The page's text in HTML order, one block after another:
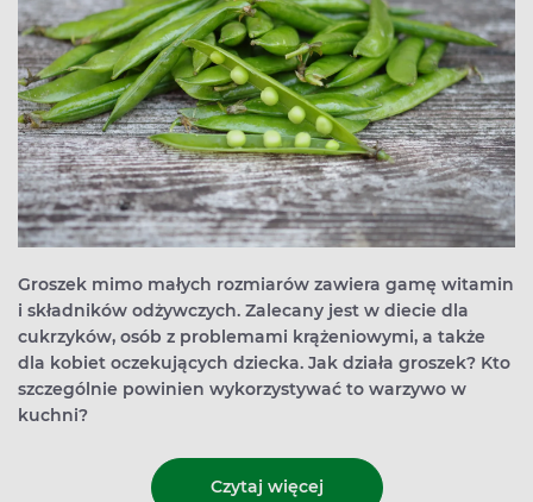
Groszek mimo małych rozmiarów zawiera gamę witamin
i składników odżywczych. Zalecany jest w diecie dla
cukrzyków, osób z problemami krążeniowymi, a także
dla kobiet oczekujących dziecka. Jak działa groszek? Kto
szczególnie powinien wykorzystywać to warzywo w
kuchni?
Czytaj więcej